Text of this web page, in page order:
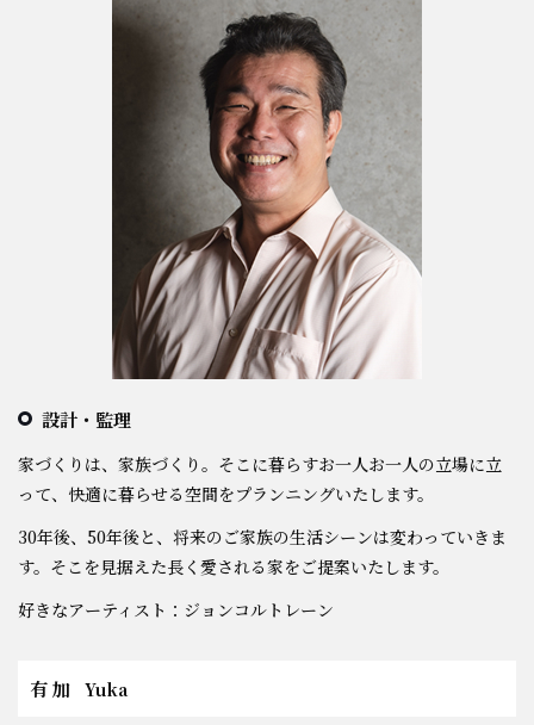
設計・監理
家づくりは、家族づくり。そこに暮らすお一人お一人の立場に立
って、快適に暮らせる空間をプランニングいたします。
30年後、50年後と、将来のご家族の生活シーンは変わっていきま
す。そこを見据えた長く愛される家をご提案いたします。
好きなアーティスト：ジョンコルトレーン
有 加 Yuka